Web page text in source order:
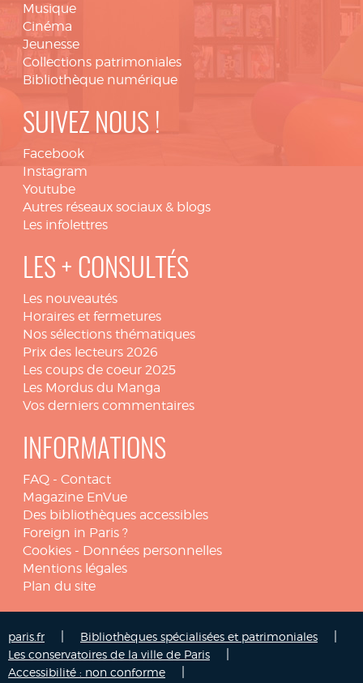
Musique
Cinéma
Jeunesse
Collections patrimoniales
Bibliothèque numérique
SUIVEZ NOUS !
Facebook
Instagram
Youtube
Autres réseaux sociaux & blogs
Les infolettres
LES + CONSULTÉS
Les nouveautés
Horaires et fermetures
Nos sélections thématiques
Prix des lecteurs 2026
Les coups de coeur 2025
Les Mordus du Manga
Vos derniers commentaires
INFORMATIONS
FAQ - Contact
Magazine EnVue
Des bibliothèques accessibles
Foreign in Paris ?
Cookies - Données personnelles
Mentions légales
Plan du site
paris.fr Bibliothèques spécialisées et patrimoniales
Les conservatoires de la ville de Paris
Accessibilité : non conforme